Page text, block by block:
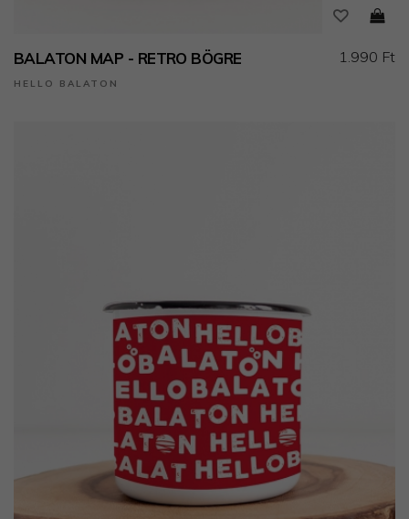
BALATON MAP - RETRO BÖGRE
HELLO BALATON
1.990 Ft